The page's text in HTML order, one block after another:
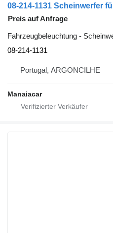
Preis auf Anfrage
Fahrzeugbeleuchtung -
08-214-1131
Portugal, ARGONCILHE
Manaiacar